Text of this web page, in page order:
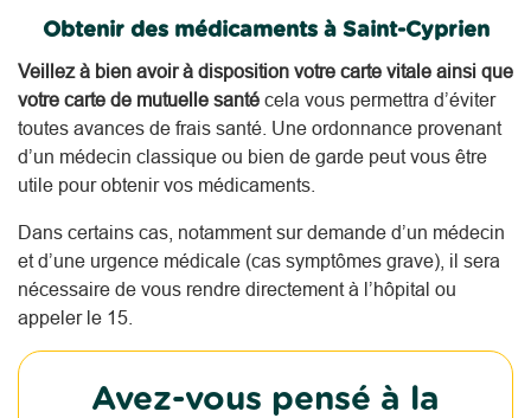
Obtenir des médicaments à Saint-Cyprien
Veillez à bien avoir à disposition votre carte vitale ainsi que
votre carte de mutuelle santé cela vous permettra d’éviter
toutes avances de frais santé. Une ordonnance provenant
d’un médecin classique ou bien de garde peut vous être
utile pour obtenir vos médicaments.
Dans certains cas, notamment sur demande d’un médecin
et d’une urgence médicale (cas symptômes grave), il sera
nécessaire de vous rendre directement à l’hôpital ou
appeler le 15.
Avez-vous pensé à la